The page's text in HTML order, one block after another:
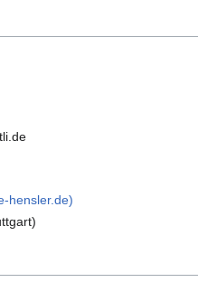
hensler.de)